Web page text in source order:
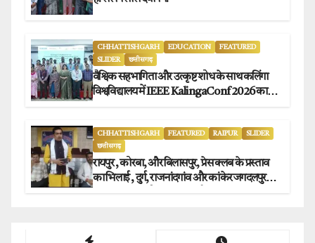
CHHATTISHGARH EDUCATION
FEATURED
SLIDER
छत्तीसगढ़
वैश्विक सहभागिता और उत्कृष्ट शोध के साथ कलिंगा
विश्वविद्यालय में IEEE KalingaConf 2026 का
CHHATTISHGARH FEATURED RAIPUR
SLIDER
छत्तीसगढ़
रायपुर , कोरबा, और बिलासपुर, प्रेस क्लब के प्रस्ताव
का भिलाई , दुर्ग, राजनांदगांव और कांकेर जगदलपुर